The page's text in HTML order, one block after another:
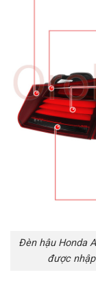
Đèn hậu Honda
được